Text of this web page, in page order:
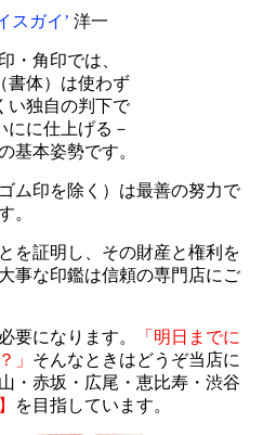
スガイ’ 洋一
・角印では、
書体）は使わず
い独自の判下で
にに仕上げる－
基本姿勢です。
ム印を除く）は最善の努力で
。
を証明し、 その財産と権利を
大事な印鑑は信頼の専門店にご
要になります。
「明日までに
」 そんなときはどうぞ当店に
・赤坂・広尾・恵比寿・渋谷
を目指しています。